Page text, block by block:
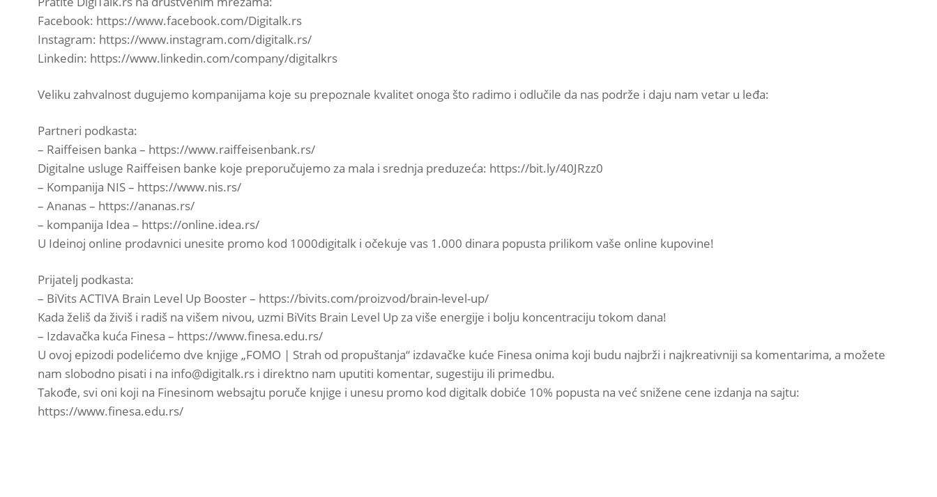
Facebook: https://www.facebook.com/Digitalk.rs
Instagram: https://www.instagram.com/digitalk.rs/
Linkedin: https://www.linkedin.com/company/digitalkrs
Veliku zahvalnost dugujemo kompanijama koje su prepoznale kvalitet onoga što radimo i odlučile da nas podrže i daju nam vetar u leđa:
Partneri podkasta:
– Raiffeisen banka – https://www.raiffeisenbank.rs/
Digitalne usluge Raiffeisen banke koje preporučujemo za mala i srednja preduzeća: https://bit.ly/40JRzz0
– Kompanija NIS – https://www.nis.rs/
– Ananas – https://ananas.rs/
– kompanija Idea – https://online.idea.rs/
U Ideinoj online prodavnici unesite promo kod 1000digitalk i očekuje vas 1.000 dinara popusta prilikom vaše online kupovine!
Prijatelj podkasta:
– BiVits ACTIVA Brain Level Up Booster – https://bivits.com/proizvod/brain-level-up/
Kada želiš da živiš i radiš na višem nivou, uzmi BiVits Brain Level Up za više energije i bolju koncentraciju tokom dana!
– Izdavačka kuća Finesa – https://www.finesa.edu.rs/
U ovoj epizodi podelićemo dve knjige „FOMO | Strah od propuštanja“ izdavačke kuće Finesa onima koji budu najbrži i najkreativniji sa komentarima, a možete
nam slobodno pisati i na info@digitalk.rs i direktno nam uputiti komentar, sugestiju ili primedbu.
Takođe, svi oni koji na Finesinom websajtu poruče knjige i unesu promo kod digitalk dobiće 10% popusta na već snižene cene izdanja na sajtu:
https://www.finesa.edu.rs/